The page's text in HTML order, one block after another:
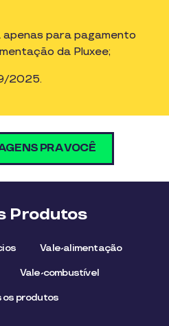
apenas para pagamento
da Pluxee;
2025.
PRA VOCÊ
Produtos
Vale-alimentação
Vale-combustível
os produtos